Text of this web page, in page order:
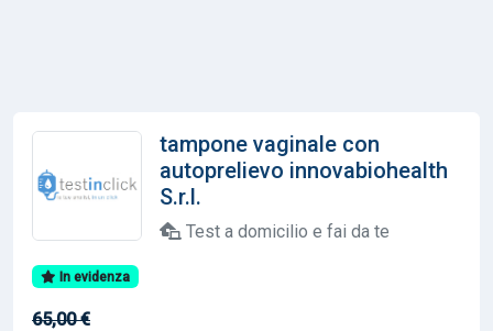
tampone vaginale con
autoprelievo innovabiohealth
S.r.l.
Test a domicilio e fai da te
In evidenza
65,00 €